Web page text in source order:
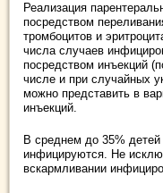
Реализация
посредством
тромбоцитов и
числа случаев
посредством инъекций
числе и при случайных
можно представить в
инъекций.
В среднем до 35%
инфицируются. Не
вскармливании